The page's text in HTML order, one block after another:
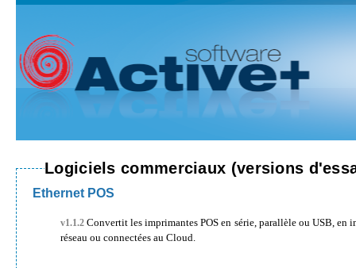
Logiciels commerciaux (versions
Ethernet POS
v1.1.2
réseau ou connectées au Cloud.